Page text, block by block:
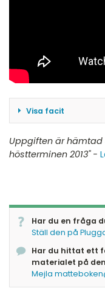
Visa facit
Uppgiften är hämtad
höstterminen 2013" -
Har du en fråga
Ställ den på
Har du hittat ett
materialet på
Mejla